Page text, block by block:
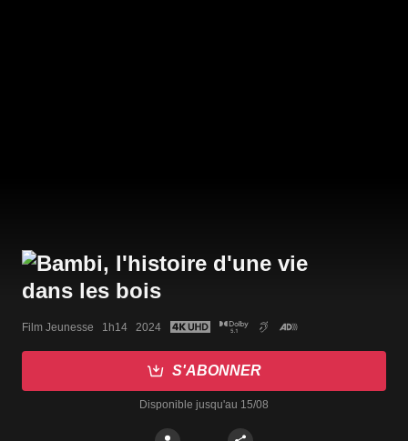
Film Jeunesse   1h14   2024
S'ABONNER
Disponible jusqu'au 15/08